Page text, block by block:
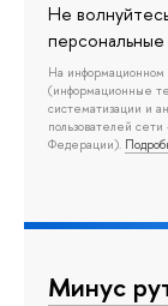
Не
На
(информационные
систематизации и
пользователей
Федерации).
Минус